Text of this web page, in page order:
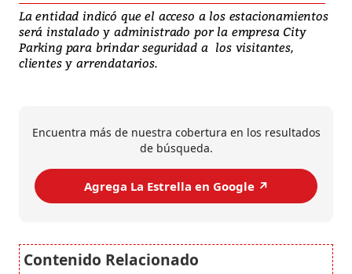
La entidad indicó que el acceso a los estacionamientos
será instalado y administrado por la empresa City
Parking para brindar seguridad a los visitantes,
clientes y arrendatarios.
Encuentra más de nuestra cobertura en los resultados
de búsqueda.
Agrega La Estrella en Google ↗️